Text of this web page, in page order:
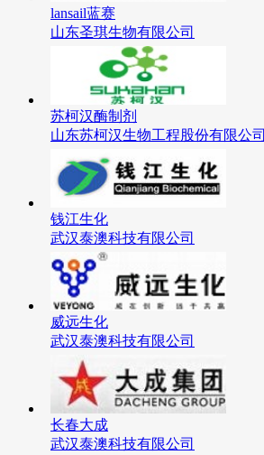
lansail蓝赛
山东圣琪生物有限公司
苏柯汉酶制剂
山东苏柯汉生物工程股份有限公司
钱江生化
武汉泰澳科技有限公司
威远生化
武汉泰澳科技有限公司
长春大成
武汉泰澳科技有限公司